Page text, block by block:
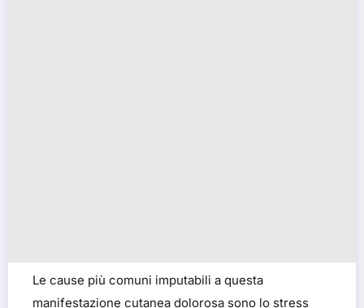
Le cause più comuni imputabili a questa
manifestazione cutanea dolorosa sono lo stress